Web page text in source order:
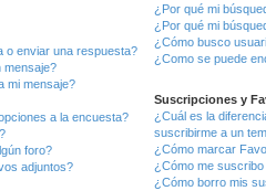
o enviar una respuesta?
mensaje?
mi mensaje?
a la encuesta?
foro?
adjuntos?
¿Por qué mi
¿Por qué mi
¿Cómo busco
¿Como se puede
Suscripciones y
¿Cuál es la
suscribirme a un
¿Cómo marcar
¿Cómo me
¿Cómo borro mis